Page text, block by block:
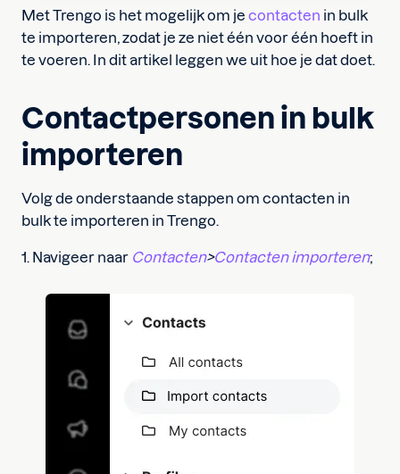
Met Trengo is het mogelijk om je contacten in bulk
te importeren, zodat je ze niet één voor één hoeft in
te voeren. In dit artikel leggen we uit hoe je dat doet.
Contactpersonen in bulk
importeren
Volg de onderstaande stappen om contacten in
bulk te importeren in Trengo.
1. Navigeer naar Contacten>Contacten importeren;